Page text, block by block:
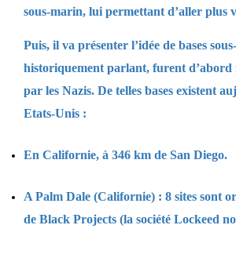
sous-marin, lui permettant d’aller plus
Puis, il va présenter l’idée de bases
historiquement parlant, furent d’abord
par les Nazis. De telles bases existent
Etats-Unis :
En Californie, à 346 km de San Diego.
A Palm Dale (Californie) : 8 sites sont
de Black Projects (la société Lockeed